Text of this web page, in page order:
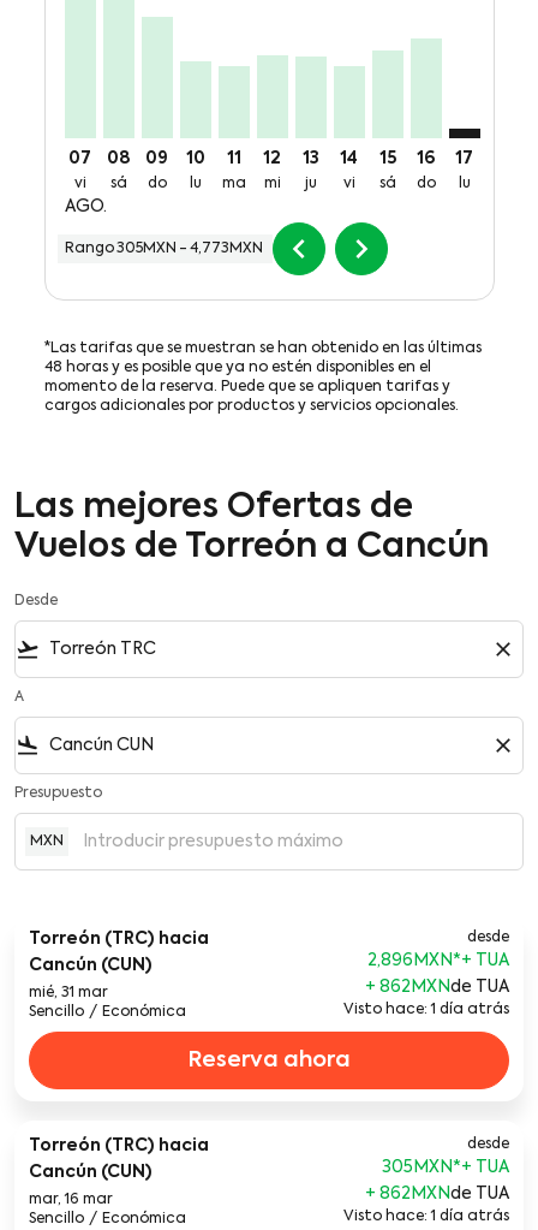
07
vi
AGO.
08
sá
09
do
10
lu
11
ma
12
mi
13
ju
14
vi
15
sá
16
do
17
lu
Rango 305MXN - 4,773MXN chevron_left chevron_right
*Las tarifas que se muestran se han obtenido en las últimas
48 horas y es posible que ya no estén disponibles en el
momento de la reserva. Puede que se apliquen tarifas y
cargos adicionales por productos y servicios opcionales.
Las mejores Ofertas de
Vuelos de Torreón a Cancún
Desde
flight_takeoff close
A
flight_land close
Presupuesto
MXN
Torreón (TRC) hacia
Cancún (CUN)
mié, 31 mar
Sencillo / Económica
desde
2,896MXN*
+ 862MXNde TUA
Visto hace: 1 día atrás
Reserva ahora
Torreón (TRC) hacia
Cancún (CUN)
mar, 16 mar
Sencillo / Económica
desde
305MXN*
+ 862MXNde TUA
Visto hace: 1 día atrás